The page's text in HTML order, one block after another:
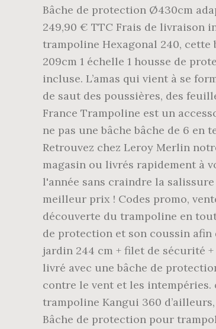
Bâche de protection Ø430cm
249,90 € TTC Frais de livraison
trampoline Hexagonal 240, cette
209cm 1 échelle 1 housse de
incluse. L’amas qui vient à se
de saut des poussières, des
France Trampoline est un
ne pas une bâche bâche de 6 en
Retrouvez chez Leroy Merlin
magasin ou livrés rapidement à
l'année sans craindre la
meilleur prix ! Codes promo,
découverte du trampoline en
de protection et son coussin
jardin 244 cm + filet de sécurité
livré avec une bâche de
contre le vent et les intempéries.
trampoline Kangui 360
Bâche de protection pour